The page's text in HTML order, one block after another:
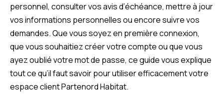
personnel, consulter vos avis d’échéance, mettre à jour
vos informations personnelles ou encore suivre vos
demandes. Que vous soyez en première connexion,
que vous souhaitiez créer votre compte ou que vous
ayez oublié votre mot de passe, ce guide vous explique
tout ce qu’il faut savoir pour utiliser efficacement votre
espace client Partenord Habitat.